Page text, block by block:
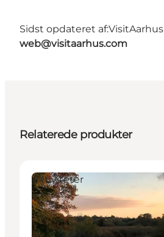
Sidst opdateret af:VisitAarhus
web@visitaarhus.com
Relaterede produkter
Aktiviteter